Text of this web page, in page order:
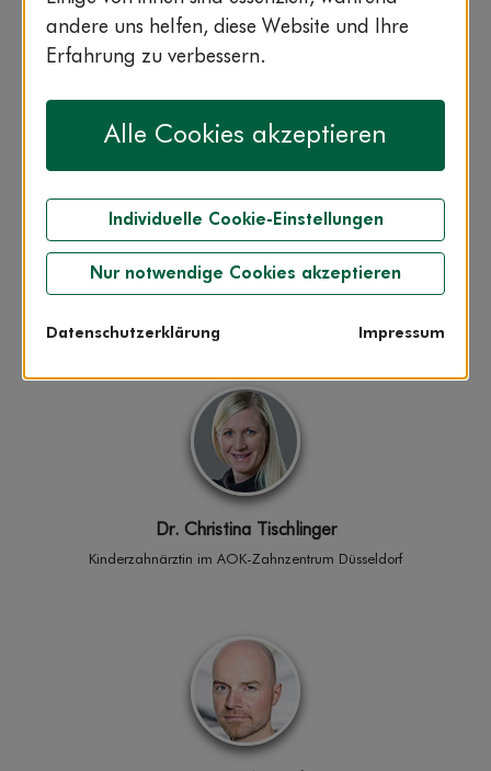
Sie auf die einzelnen Experten, um
mehr über sie zu erfahren.
Dr. Petra Siemes
Dr. Christina Tischlinger
Kinderzahnärztin im AOK-Zahnzentrum Düsseldorf
andere uns helfen, diese Website und Ihre
Erfahrung zu verbessern.
Alle Cookies akzeptieren
Individuelle Cookie-Einstellungen
Nur notwendige Cookies akzeptieren
Datenschutzerklärung Impressum